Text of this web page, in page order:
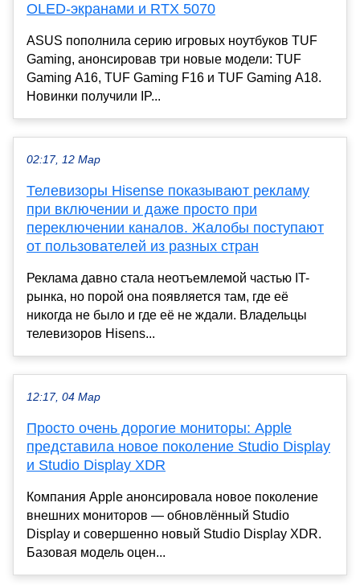
OLED-экранами и RTX 5070
ASUS пополнила серию игровых ноутбуков TUF
Gaming, анонсировав три новые модели: TUF
Gaming A16, TUF Gaming F16 и TUF Gaming A18.
Новинки получили IP...
02:17, 12 Мар
Телевизоры Hisense показывают рекламу
при включении и даже просто при
переключении каналов. Жалобы поступают
от пользователей из разных стран
Реклама давно стала неотъемлемой частью IT-
рынка, но порой она появляется там, где её
никогда не было и где её не ждали. Владельцы
телевизоров Hisens...
12:17, 04 Мар
Просто очень дорогие мониторы: Apple
представила новое поколение Studio Display
и Studio Display XDR
Компания Apple анонсировала новое поколение
внешних мониторов — обновлённый Studio
Display и совершенно новый Studio Display XDR.
Базовая модель оцен...